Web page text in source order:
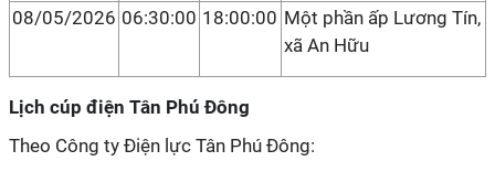
08/05/2026 06:30:00 18:00:00 Một phần ấp Lương Tín,
xã An Hữu
Lịch cúp điện Tân Phú Đông
Theo Công ty Điện lực Tân Phú Đông: